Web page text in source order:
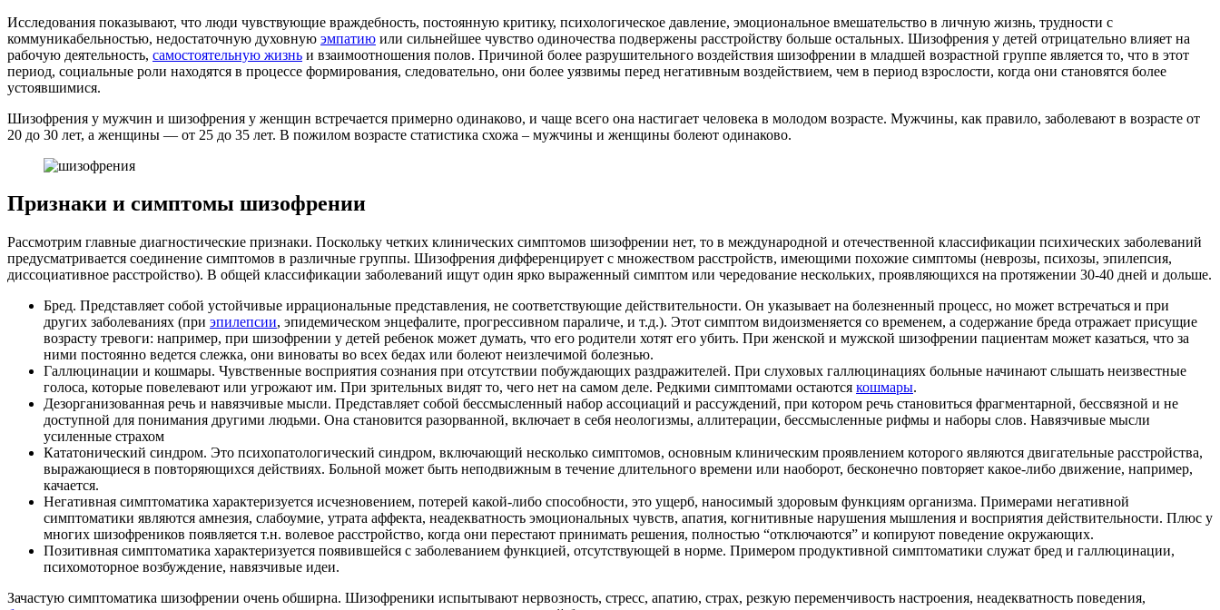
Исследования показывают, что люди чувствующие враждебность, постоянную критику, психологическое давление, эмоциональное вмешательство в личную жизнь, трудности с
коммуникабельностью, недостаточную духовную эмпатию или сильнейшее чувство одиночества подвержены расстройству больше остальных. Шизофрения у детей отрицательно влияет на
рабочую деятельность, самостоятельную жизнь и взаимоотношения полов. Причиной более разрушительного воздействия шизофрении в младшей возрастной группе является то, что в этот
период, социальные роли находятся в процессе формирования, следовательно, они более уязвимы перед негативным воздействием, чем в период взрослости, когда они становятся более
устоявшимися.
Шизофрения у мужчин и шизофрения у женщин встречается примерно одинаково, и чаще всего она настигает человека в молодом возрасте. Мужчины, как правило, заболевают в возрасте от
20 до 30 лет, а женщины — от 25 до 35 лет. В пожилом возрасте статистика схожа – мужчины и женщины болеют одинаково.
Признаки и симптомы шизофрении
Рассмотрим главные диагностические признаки. Поскольку четких клинических симптомов шизофрении нет, то в международной и отечественной классификации психических заболеваний
предусматривается соединение симптомов в различные группы. Шизофрения дифференцирует с множеством расстройств, имеющими похожие симптомы (неврозы, психозы, эпилепсия,
диссоциативное расстройство). В общей классификации заболеваний ищут один ярко выраженный симптом или чередование нескольких, проявляющихся на протяжении 30-40 дней и дольше.
Бред. Представляет собой устойчивые иррациональные представления, не соответствующие действительности. Он указывает на болезненный процесс, но может встречаться и при
других заболеваниях (при эпилепсии, эпидемическом энцефалите, прогрессивном параличе, и т.д.). Этот симптом видоизменяется со временем, а содержание бреда отражает присущие
возрасту тревоги: например, при шизофрении у детей ребенок может думать, что его родители хотят его убить. При женской и мужской шизофрении пациентам может казаться, что за
ними постоянно ведется слежка, они виноваты во всех бедах или болеют неизлечимой болезнью.
Галлюцинации и кошмары. Чувственные восприятия сознания при отсутствии побуждающих раздражителей. При слуховых галлюцинациях больные начинают слышать неизвестные
голоса, которые повелевают или угрожают им. При зрительных видят то, чего нет на самом деле. Редкими симптомами остаются кошмары.
Дезорганизованная речь и навязчивые мысли. Представляет собой бессмысленный набор ассоциаций и рассуждений, при котором речь становиться фрагментарной, бессвязной и не
доступной для понимания другими людьми. Она становится разорванной, включает в себя неологизмы, аллитерации, бессмысленные рифмы и наборы слов. Навязчивые мысли
усиленные страхом
Кататонический синдром. Это психопатологический синдром, включающий несколько симптомов, основным клиническим проявлением которого являются двигательные расстройства,
выражающиеся в повторяющихся действиях. Больной может быть неподвижным в течение длительного времени или наоборот, бесконечно повторяет какое-либо движение, например,
качается.
Негативная симптоматика характеризуется исчезновением, потерей какой-либо способности, это ущерб, наносимый здоровым функциям организма. Примерами негативной
симптоматики являются амнезия, слабоумие, утрата аффекта, неадекватность эмоциональных чувств, апатия, когнитивные нарушения мышления и восприятия действительности. Плюс у
многих шизофреников появляется т.н. волевое расстройство, когда они перестают принимать решения, полностью “отключаются” и копируют поведение окружающих.
Позитивная симптоматика характеризуется появившейся с заболеванием функцией, отсутствующей в норме. Примером продуктивной симптоматики служат бред и галлюцинации,
психомоторное возбуждение, навязчивые идеи.
Зачастую симптоматика шизофрении очень обширна. Шизофреники испытывают нервозность, стресс, апатию, страх, резкую переменчивость настроения, неадекватность поведения,